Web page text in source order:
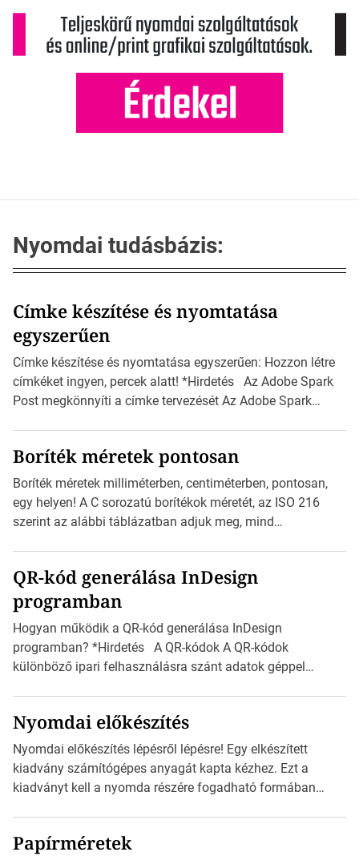
Nyomdai tudásbázis:
Címke készítése és nyomtatása
egyszerűen
Címke készítése és nyomtatása egyszerűen: Hozzon létre
címkéket ingyen, percek alatt! *Hirdetés Az Adobe Spark
Post megkönnyíti a címke tervezését Az Adobe Spark
igazán foroghatnak a kreatív fogaskerekek, miközben
zajlik a saját címke készítése. Hogyan készítsünk címkét?
Válasszon méretet és alakot: Válassza ki a kívánt címke
méretét. Akár néhány […]
Boríték méretek pontosan
Boríték méretek milliméterben, centiméterben, pontosan,
egy helyen! A C sorozatú borítékok méretét, az ISO 216
szerint az alábbi táblázatban adjuk meg, mind
mutatja az A4-es papírlaphoz viszonyítva. Az amerikai és
észak-amerikai boríték méretére az ISO 216 nem
vonatkozik. Boríték méretének táblázata C0-tól […]
QR-kód generálása InDesign
programban
Hogyan működik a QR-kód generálása InDesign
programban? *Hirdetés A QR-kódok A QR-kódok
különböző ipari felhasználásra szánt adatok géppel
okostelefonjára telepíthet egy QR-kód-leolvasó
alkalmazást, ami leolvasni és dekódolni képes az URL-
információt és átirányítja a telefon böngészőjét a cég
weblapjára. A QR-kód beolvasása után a felhasználó
Nyomdai előkészítés
Nyomdai előkészítés lépésről lépésre! Egy elkészített
kiadvány számítógépes anyagát kapta kézhez. Ezt a
kiadványt kell a nyomda részére fogadható formában
Illustratorban készült vektorgrafika. *Hirdetés Minden
Papírméretek